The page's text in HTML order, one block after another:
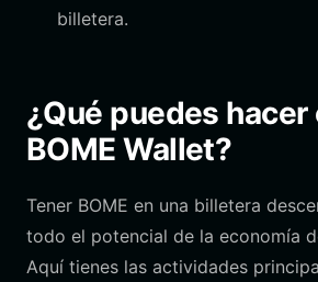
billetera.
¿Qué puedes hacer
BOME Wallet?
Tener BOME en una billetera
todo el potencial de la economía
Aquí tienes las actividades